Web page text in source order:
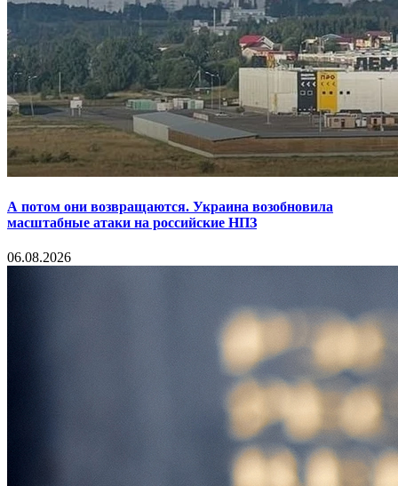
А потом они возвращаются. Украина возобновила
масштабные атаки на российские НПЗ
06.08.2026